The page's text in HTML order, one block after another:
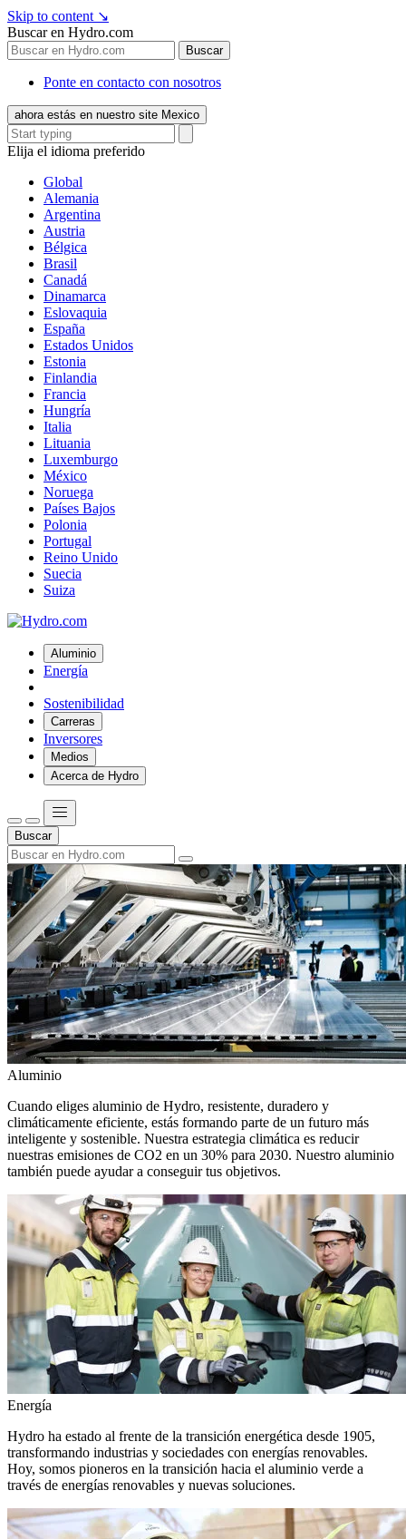
Skip to content ↘
Buscar en Hydro.com
Buscar
Ponte en contacto con nosotros
ahora estás en nuestro site Mexico
Elija el idioma preferido
Global
Alemania
Argentina
Austria
Bélgica
Brasil
Canadá
Dinamarca
Eslovaquia
España
Estados Unidos
Estonia
Finlandia
Francia
Hungría
Italia
Lituania
Luxemburgo
México
Noruega
Países Bajos
Polonia
Portugal
Reino Unido
Suecia
Suiza
Aluminio
Energía
Sostenibilidad
Carreras
Inversores
Medios
Acerca de Hydro
Buscar
Aluminio
Cuando eliges aluminio de Hydro, resistente, duradero y
climáticamente eficiente, estás formando parte de un futuro más
inteligente y sostenible. Nuestra estrategia climática es reducir
nuestras emisiones de CO2 en un 30% para 2030. Nuestro aluminio
también puede ayudar a conseguir tus objetivos.
Energía
Hydro ha estado al frente de la transición energética desde 1905,
transformando industrias y sociedades con energías renovables.
Hoy, somos pioneros en la transición hacia el aluminio verde a
través de energías renovables y nuevas soluciones.